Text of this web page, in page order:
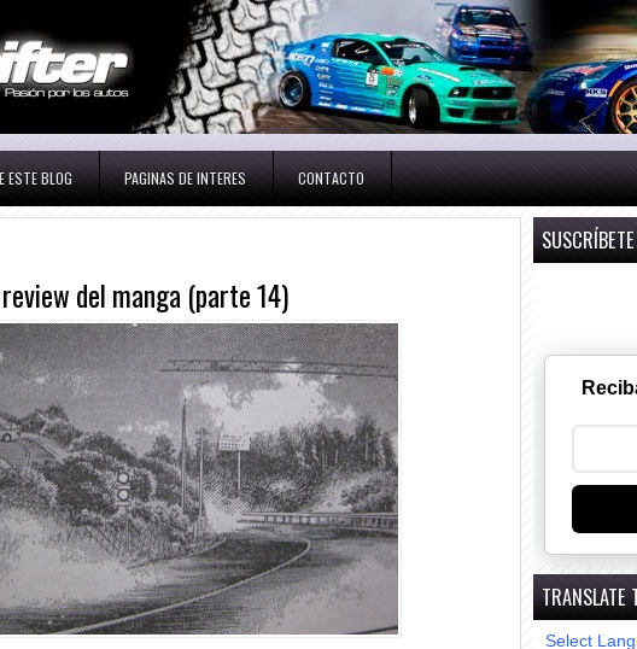
ESTE BLOG PAGINAS DE INTERES CONTACTO
del manga (parte 14)
TRANSLATE
Select